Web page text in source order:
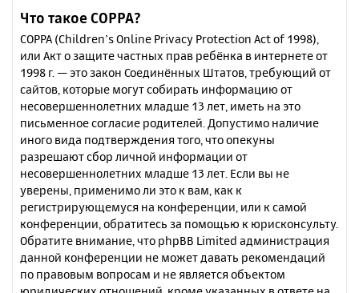
Что такое COPPA?
COPPA (Children’s Online Privacy Protection Act of 1998),
или Акт о защите частных прав ребёнка в интернете от
1998 г. — это закон Соединённых Штатов, требующий от
сайтов, которые могут собирать информацию от
несовершеннолетних младше 13 лет, иметь на это
письменное согласие родителей. Допустимо наличие
иного вида подтверждения того, что опекуны
разрешают сбор личной информации от
несовершеннолетних младше 13 лет. Если вы не
уверены, применимо ли это к вам, как к
регистрирующемуся на конференции, или к самой
конференции, обратитесь за помощью к юрисконсульту.
Обратите внимание, что phpBB Limited администрация
данной конференции не может давать рекомендаций
по правовым вопросам и не является объектом